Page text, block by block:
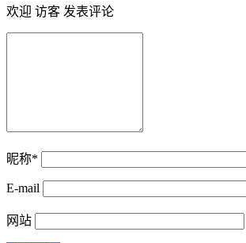
欢迎 访客 发表评论
昵称*
E-mail
网站